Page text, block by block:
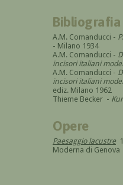
Bibliografia
A.M. Comanducci -
- Milano 1934
A.M. Comanducci -
incisori italiani
A.M. Comanducci -
incisori italiani
ediz. Milano 1962
Thieme Becker -
Opere
Paesaggio lacustre
Moderna di Genova